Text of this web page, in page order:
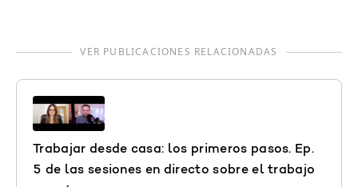
VER PUBLICACIONES RELACIONADAS
Trabajar desde casa: los primeros pasos. Ep.
5 de las sesiones en directo sobre el trabajo